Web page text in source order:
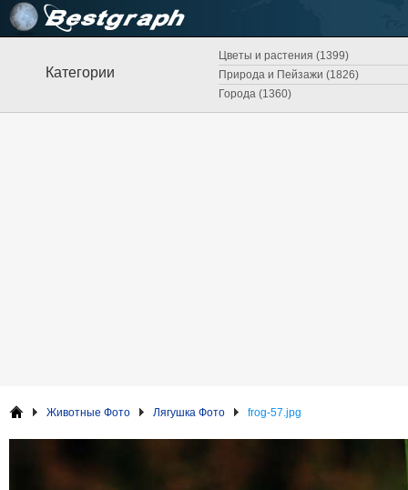
Категории
Цветы и растения (1399)
Природа и Пейзажи (1826)
Города (1360)
Животные Фото Лягушка Фото frog-57.jpg